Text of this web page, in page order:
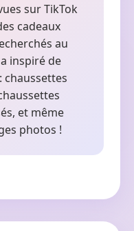
sur TikTok
cadeaux
au
inspiré de
chaussettes
et même
photos !